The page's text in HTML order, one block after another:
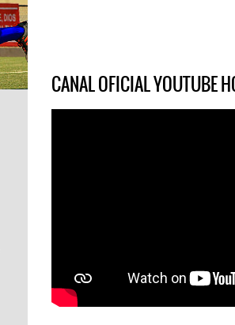
CANAL OFICIAL YOUTUBE